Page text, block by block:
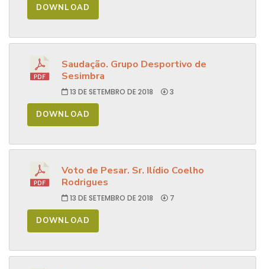
DOWNLOAD
Saudação. Grupo Desportivo de
Sesimbra
13 DE SETEMBRO DE 2018 3
DOWNLOAD
Voto de Pesar. Sr. Ilídio Coelho
Rodrigues
13 DE SETEMBRO DE 2018 7
DOWNLOAD